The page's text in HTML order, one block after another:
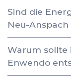
Sind die
Neu-
Warum sollte
Enwendo